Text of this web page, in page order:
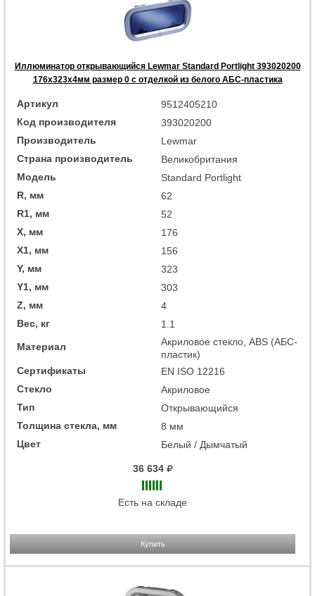
Иллюминатор открывающийся Lewmar Standard Portlight 393020200
176x323x4мм размер 0 с отделкой из белого АБС-пластика
Артикул
9512405210
Код производителя
393020200
Производитель
Lewmar
Страна производитель
Великобритания
Модель
Standard Portlight
R, мм
62
R1, мм
52
X, мм
176
X1, мм
156
Y, мм
323
Y1, мм
303
Z, мм
4
Вес, кг
1.1
Материал
Акриловое стекло, ABS (АБС-
пластик)
Сертификаты
EN ISO 12216
Стекло
Акриловое
Тип
Открывающийся
Толщина стекла, мм
8 мм
Цвет
Белый / Дымчатый
36 634
Есть на складе
Купить